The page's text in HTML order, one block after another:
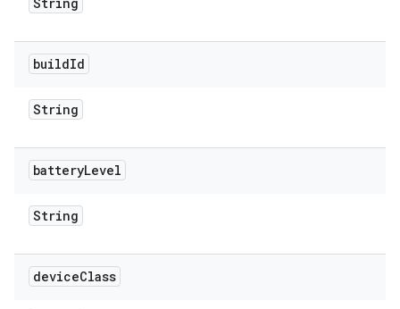
buildId
String
batteryLevel
String
deviceClass